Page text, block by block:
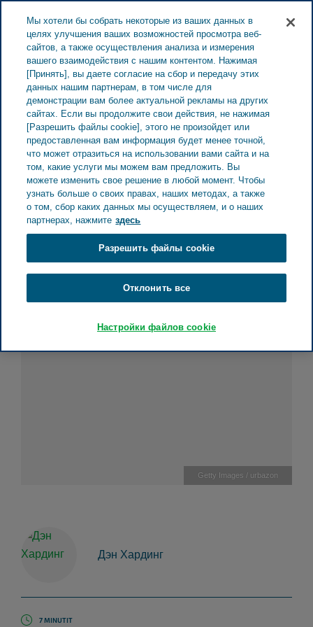
Забота о здоровье Все истории
побороть гнев и неуверенность, если уже в молодом возрасте вам
пришлось ухаживать за другим человеком
Как побороть гнев и
неуверенность, если уже
в молодом возрасте вам
пришлось ухаживать за
другим человеком
Getty Images / urbazon
Дэн Хардинг
7 MINUTIT
Мы хотели бы собрать некоторые из ваших данных в
целях улучшения ваших возможностей просмотра веб-
сайтов, а также осуществления анализа и измерения
вашего взаимодействия с нашим контентом. Нажимая
[Принять], вы даете согласие на сбор и передачу этих
данных нашим партнерам, в том числе для
демонстрации вам более актуальной рекламы на других
сайтах. Если вы продолжите свои действия, не нажимая
[Разрешить файлы cookie], этого не произойдет или
предоставленная вам информация будет менее точной,
что может отразиться на использовании вами сайта и на
том, какие услуги мы можем вам предложить. Вы
можете изменить свое решение в любой момент. Чтобы
узнать больше о своих правах, наших методах, а также
о том, сбор каких данных мы осуществляем, и о наших
партнерах, нажмите здесь
Разрешить файлы cookie
Отклонить все
Настройки файлов cookie